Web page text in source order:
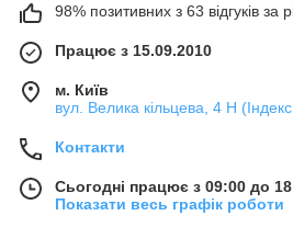
98% позитивних з 63 відгуків за
Працює з 15.09.2010
м. Київ
вул. Велика кільцева, 4 Н
Контакти
Сьогодні працює з 09:00 до
Показати весь графік роботи